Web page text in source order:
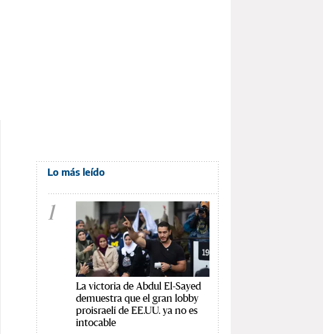
Lo más leído
1
La victoria de Abdul El-Sayed
demuestra que el gran lobby
proisraelí de EE.UU. ya no es
intocable